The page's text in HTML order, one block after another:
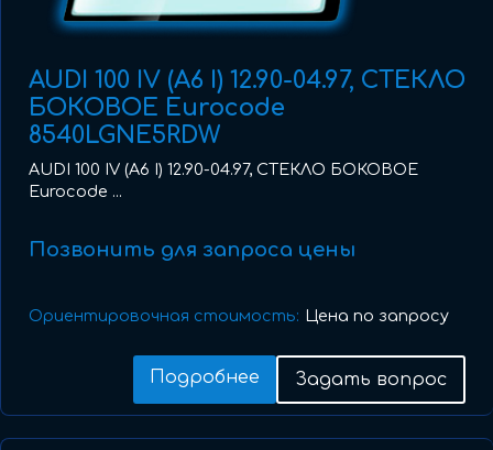
AUDI 100 IV (A6 I) 12.90-04.97, СТЕКЛО
БОКОВОЕ Eurocode
8540LGNE5RDW
AUDI 100 IV (A6 I) 12.90-04.97, СТЕКЛО БОКОВОЕ
Eurocode ...
Позвонить для запроса цены
Ориентировочная стоимость: Цена по запросу
Подробнее Задать вопрос